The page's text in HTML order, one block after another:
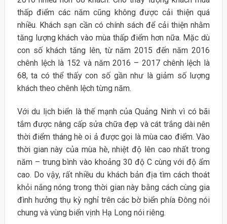
thấp điểm các năm cũng không được cải thiện quá
nhiều. Khách sạn cần có chính sách để cải thiện nhằm
tăng lượng khách vào mùa thấp điểm hơn nữa. Mặc dù
con số khách tăng lên, từ năm 2015 đến năm 2016
chênh lệch là 152 và năm 2016 – 2017 chênh lệch là
68, ta có thể thấy con số gần như là giảm số lượng
khách theo chênh lệch từng năm.
Với du lịch biển là thế mạnh của Quảng Ninh vì có bãi
tắm được nâng cấp sửa chữa đẹp và cát trắng dài nên
thời điểm tháng hè oi ả được gọi là mùa cao điểm. Vào
thời gian này của mùa hè, nhiệt độ lên cao nhất trong
năm – trung bình vào khoảng 30 độ C cùng với độ ẩm
cao. Do vậy, rất nhiều du khách bản địa tìm cách thoát
khỏi nắng nóng trong thời gian này bằng cách cùng gia
đình hưởng thụ kỳ nghỉ trên các bờ biển phía Đông nói
chung và vùng biển vịnh Hạ Long nói riêng.